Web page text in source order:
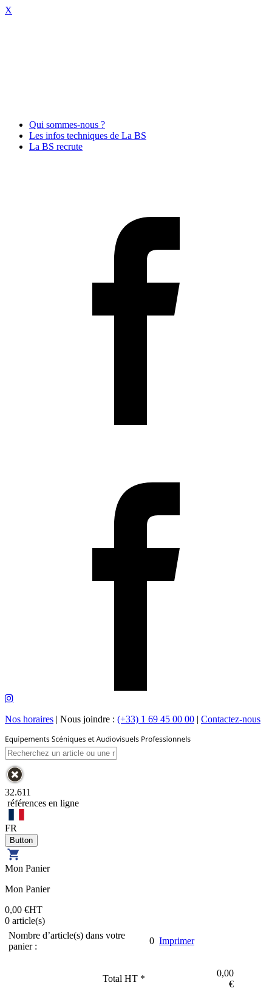
X
Qui sommes-nous ?
Les infos techniques de La BS
La BS recrute
Nos horaires | Nous joindre : (+33) 1 69 45 00 00 | Contactez-nous
32.611
références en ligne
FR
Mon Panier
Mon Panier
0,00 €HT
0 article(s)
Nombre d’article(s) dans votre
panier :
0 Imprimer
Total HT *
0,00
€